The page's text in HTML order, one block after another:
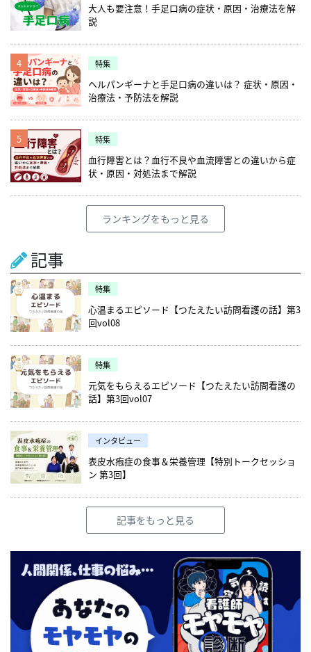
大人も要注意！手足口病の症状・原因・治療法を解
説
4 特集
ヘルパンギーナと手足口病の違いは？ 症状・原因・
治療法・予防法を解説
5 特集
血行障害とは？血行不良や血流障害との違いから症
状・原因・対処法まで解説
ランキングをもっと見る
記事
特集
心温まるエピソード【つたえたい訪問看護の話】第3
回vol08
特集
元気をもらえるエピソード【つたえたい訪問看護の
話】第3回vol07
インタビュー
表皮水疱症の食事＆栄養管理【特別トークセッショ
ン 第3回】
記事をもっと見る